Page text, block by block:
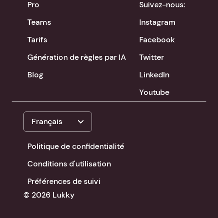
Pro
Teams
Tarifs
Génération de règles par IA
Blog
Suivez-nous:
Instagram
Facebook
Twitter
LinkedIn
Youtube
Français expand_more
Politique de confidentialité
Conditions d'utilisation
Préférences de suivi
© 2026 Lukky